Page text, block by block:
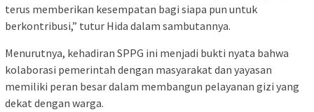
terus memberikan kesempatan bagi siapa pun untuk
berkontribusi,” tutur Hida dalam sambutannya.
Menurutnya, kehadiran SPPG ini menjadi bukti nyata bahwa
kolaborasi pemerintah dengan masyarakat dan yayasan
memiliki peran besar dalam membangun pelayanan gizi yang
dekat dengan warga.